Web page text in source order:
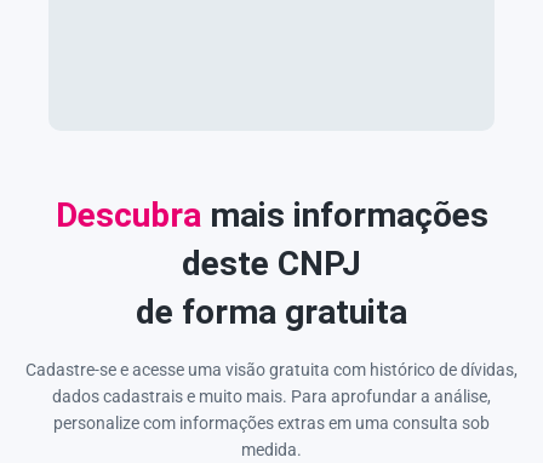
Descubra mais informações
deste CNPJ
de forma gratuita
Cadastre-se e acesse uma visão gratuita com histórico de dívidas,
dados cadastrais e muito mais. Para aprofundar a análise,
personalize com informações extras em uma consulta sob
medida.